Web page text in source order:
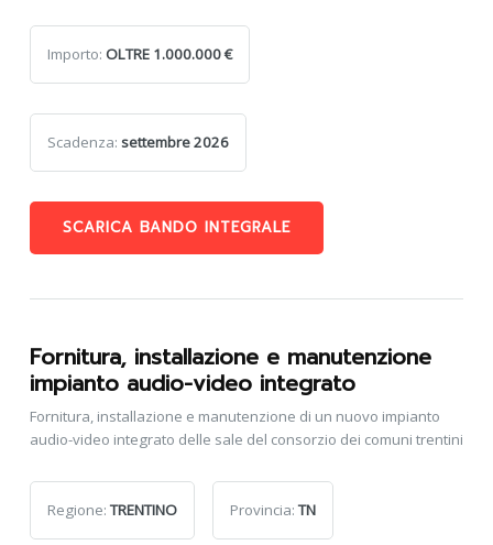
Importo: OLTRE 1.000.000 €
Scadenza: settembre 2026
SCARICA BANDO INTEGRALE
Fornitura, installazione e manutenzione
impianto audio-video integrato
Fornitura, installazione e manutenzione di un nuovo impianto
audio-video integrato delle sale del consorzio dei comuni trentini
Regione:TRENTINO Provincia:TN